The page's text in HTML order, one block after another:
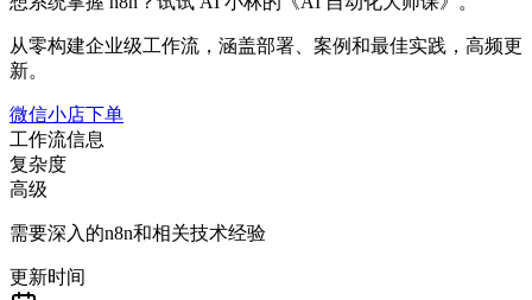
从零构建企业级工作流，涵盖部署、案例和最佳实践，高频更
新。
微信小店下单
工作流信息
复杂度
高级
需要深入的n8n和相关技术经验
更新时间